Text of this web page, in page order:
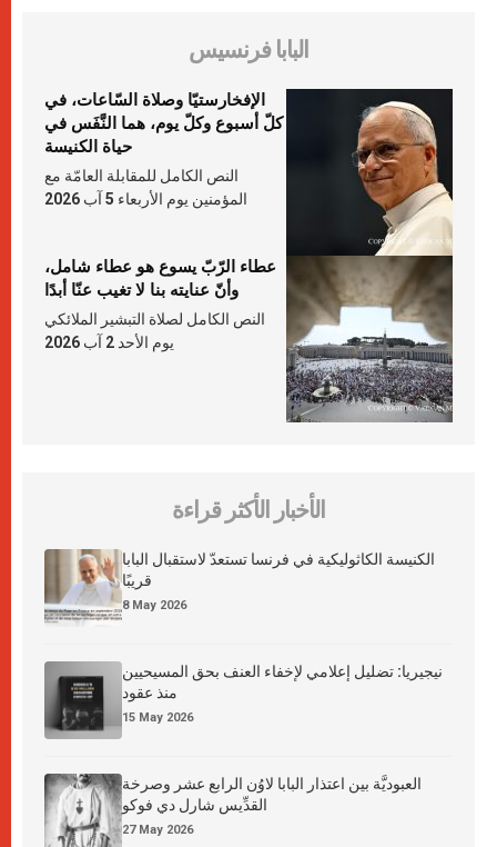
البابا فرنسيس
الإفخارستيّا وصلاة السّاعات، في
كلّ أسبوع وكلّ يوم، هما النَّفَس في
حياة الكنيسة
النص الكامل للمقابلة العامّة مع
المؤمنين يوم الأربعاء 5 آب 2026
عطاء الرّبّ يسوع هو عطاء شامل،
وأنّ عنايته بنا لا تغيب عنّا أبدًا
النص الكامل لصلاة التبشير الملائكي
يوم الأحد 2 آب 2026
الأخبار الأكثر قراءة
الكنيسة الكاثوليكية في فرنسا تستعدّ لاستقبال البابا
قريبًا
8 May 2026
نيجيريا: تضليل إعلامي لإخفاء العنف بحق المسيحيين
منذ عقود
15 May 2026
العبوديَّة بين اعتذار البابا لاوُن الرابع عشر وصرخة
القدِّيس شارل دي فوكو
27 May 2026